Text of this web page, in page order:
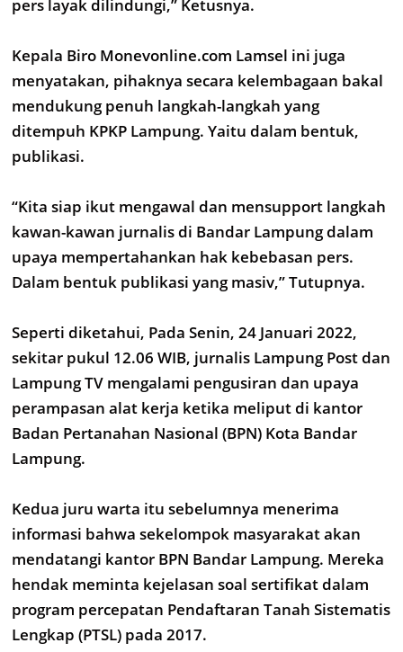
pers layak dilindungi,” Ketusnya.
Kepala Biro Monevonline.com Lamsel ini juga
menyatakan, pihaknya secara kelembagaan bakal
mendukung penuh langkah-langkah yang
ditempuh KPKP Lampung. Yaitu dalam bentuk,
publikasi.
“Kita siap ikut mengawal dan mensupport langkah
kawan-kawan jurnalis di Bandar Lampung dalam
upaya mempertahankan hak kebebasan pers.
Dalam bentuk publikasi yang masiv,” Tutupnya.
Seperti diketahui, Pada Senin, 24 Januari 2022,
sekitar pukul 12.06 WIB, jurnalis Lampung Post dan
Lampung TV mengalami pengusiran dan upaya
perampasan alat kerja ketika meliput di kantor
Badan Pertanahan Nasional (BPN) Kota Bandar
Lampung.
Kedua juru warta itu sebelumnya menerima
informasi bahwa sekelompok masyarakat akan
mendatangi kantor BPN Bandar Lampung. Mereka
hendak meminta kejelasan soal sertifikat dalam
program percepatan Pendaftaran Tanah Sistematis
Lengkap (PTSL) pada 2017.